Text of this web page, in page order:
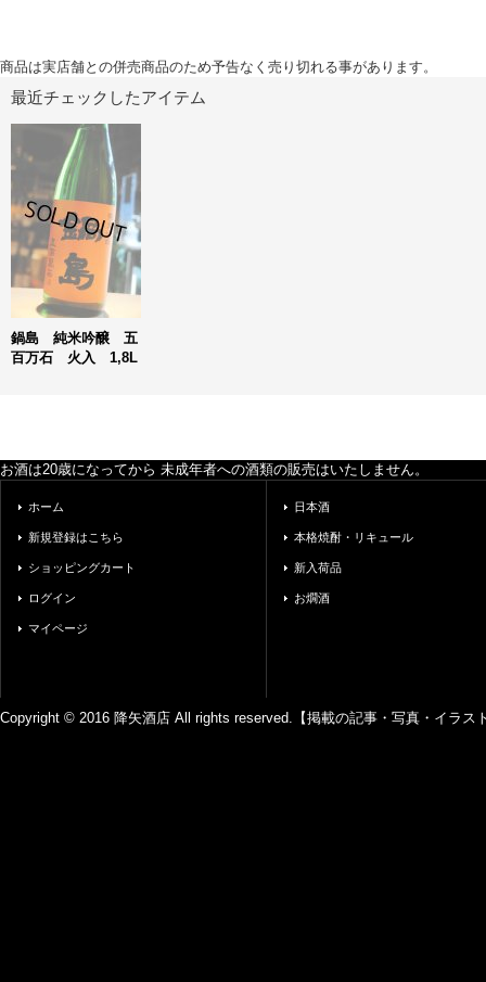
商品は実店舗との併売商品のため予告なく売り切れる事があります。
最近チェックしたアイテム
鍋島 純米吟醸 五
百万石 火入 1,8L
お酒は20歳になってから 未成年者への酒類の販売はいたしません。
ホーム
新規登録はこちら
ショッピングカート
ログイン
マイページ
日本酒
本格焼酎・リキュール
新入荷品
お燗酒
Copyright © 2016 降矢酒店 All rights reserved.【掲載の記事・写真・イラス